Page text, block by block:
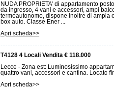
NUDA PROPRIETA' di appartamento
da ingresso, 4 vani e accessori, ampi
termoautonomo, dispone inoltre di ampia
box auto. Classe Ener ...
Apri scheda>>
T4128 4 Locali Vendita € 118.000
Lecce - Zona est: Luminosissimo
quattro vani, accessori e cantina. Locato
Apri scheda>>